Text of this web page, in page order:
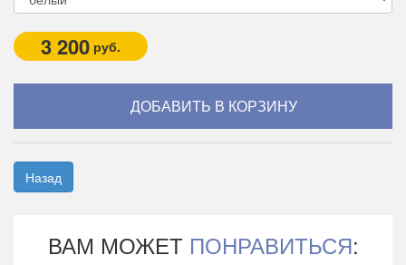
3 200 руб.
Назад
ВАМ МОЖЕТ ПОНРАВИТЬСЯ: